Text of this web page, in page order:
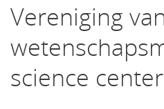
inhoud
Vereniging
science